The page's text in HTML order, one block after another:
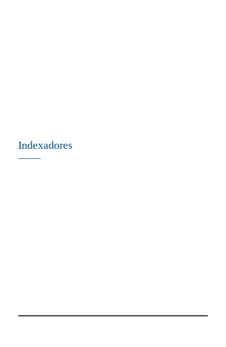
Indexadores